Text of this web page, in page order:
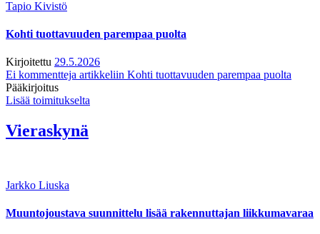
Tapio Kivistö
Kohti tuottavuuden parempaa puolta
Kirjoitettu 29.5.2026
Ei kommentteja artikkeliin Kohti tuottavuuden parempaa puolta
Pääkirjoitus
Lisää toimitukselta
Vieraskynä
Jarkko Liuska
Muuntojoustava suunnittelu lisää rakennuttajan liikkumavaraa